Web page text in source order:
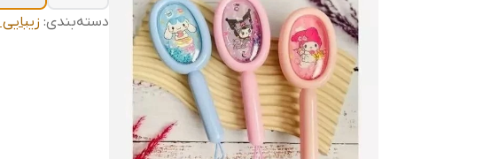
دسته‌بندی: